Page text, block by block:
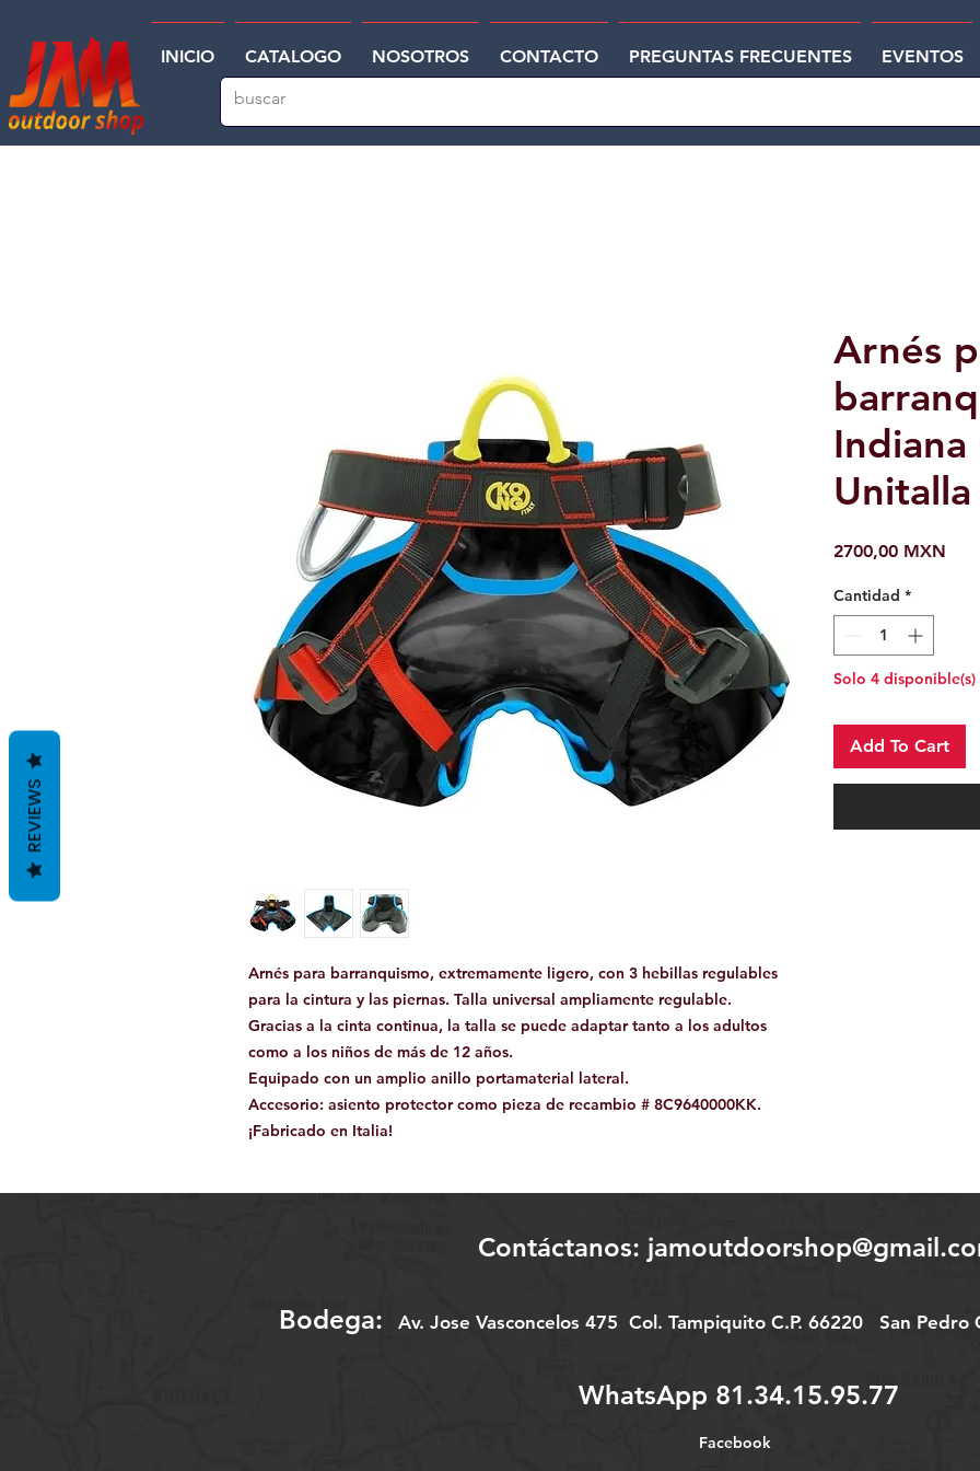
INICIO CATALOGO NOSOTROS CONTACTO PREGUNTAS FRECUENTES EVENTOS
Arnés para barranquismo, extremamente ligero, con 3 hebillas regulables
para la cintura y las piernas. Talla universal ampliamente regulable.
Gracias a la cinta continua, la talla se puede adaptar tanto a los adultos
como a los niños de más de 12 años.
Equipado con un amplio anillo portamaterial lateral.
Accesorio: asiento protector como pieza de recambio # 8C9640000KK.
¡Fabricado en Italia!
Arnés
2700,00 MXN
Cantidad *
Solo 4 disponible(s)
Add To Cart
Contáctanos:
Bodega: Av. Jose Vasconcelos 475 Col. Tampiquito C.P. 66220 San Pedro
WhatsApp 81.34.15.95.77
Facebook
REVIEWS